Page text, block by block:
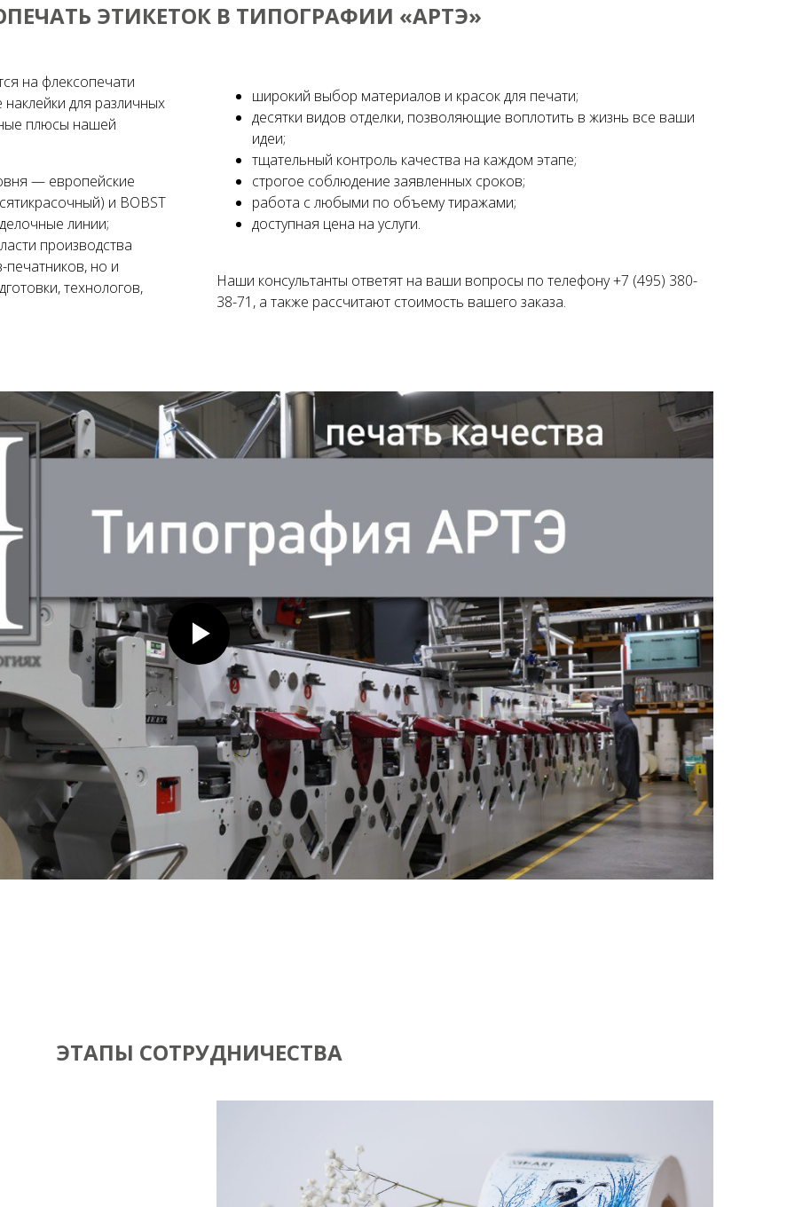
ЭТИКЕТОК В ТИПОГРАФИИ «АРТЭ»
на флексопечати
для различных
плюсы нашей
— европейские
и BOBST
линии;
производства
печатников, но и
технологов,
широкий выбор материалов и красок для печати;
десятки видов отделки, позволяющие воплотить в жизнь все ваши
идеи;
тщательный контроль качества на каждом этапе;
строгое соблюдение заявленных сроков;
работа с любыми по объему тиражами;
доступная цена на услуги.
Наши консультанты ответят на ваши вопросы по телефону +7 (495) 380-
38-71, а также рассчитают стоимость вашего заказа.
ЭТАПЫ СОТРУДНИЧЕСТВА